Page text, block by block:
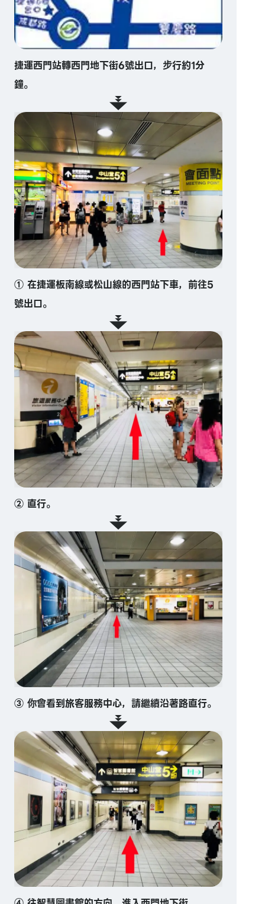
捷運西門站轉西門地下街6號出口，步行約1分
鐘。
① 在捷運板南線或松山線的西門站下車，前往5
號出口。
② 直行。
③ 你會看到旅客服務中心，請繼續沿著路直行。